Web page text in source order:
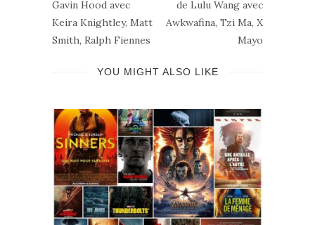
Gavin Hood avec
Keira Knightley, Matt
Smith, Ralph Fiennes
de Lulu Wang avec
Awkwafina, Tzi Ma, X
Mayo
YOU MIGHT ALSO LIKE